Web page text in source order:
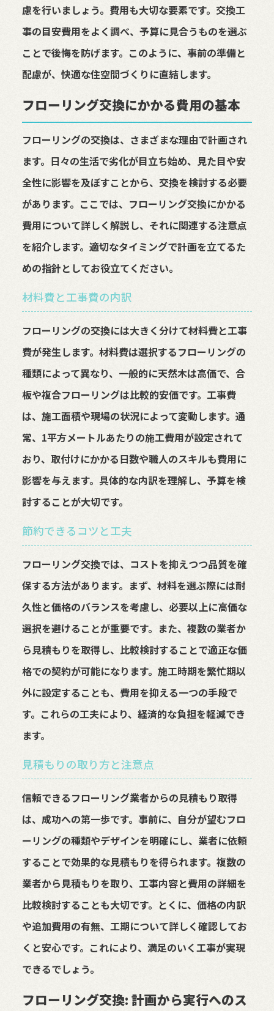
慮を行いましょう。費用も大切な要素です。交換工
事の目安費用をよく調べ、予算に見合うものを選ぶ
ことで後悔を防げます。このように、事前の準備と
配慮が、快適な住空間づくりに直結します。
フローリング交換にかかる費用の基本
フローリングの交換は、さまざまな理由で計画され
ます。日々の生活で劣化が目立ち始め、見た目や安
全性に影響を及ぼすことから、交換を検討する必要
があります。ここでは、フローリング交換にかかる
費用について詳しく解説し、それに関連する注意点
を紹介します。適切なタイミングで計画を立てるた
めの指針としてお役立てください。
材料費と工事費の内訳
フローリングの交換には大きく分けて材料費と工事
費が発生します。材料費は選択するフローリングの
種類によって異なり、一般的に天然木は高価で、合
板や複合フローリングは比較的安価です。工事費
は、施工面積や現場の状況によって変動します。通
常、1平方メートルあたりの施工費用が設定されて
おり、取付けにかかる日数や職人のスキルも費用に
影響を与えます。具体的な内訳を理解し、予算を検
討することが大切です。
節約できるコツと工夫
フローリング交換では、コストを抑えつつ品質を確
保する方法があります。まず、材料を選ぶ際には耐
久性と価格のバランスを考慮し、必要以上に高価な
選択を避けることが重要です。また、複数の業者か
ら見積もりを取得し、比較検討することで適正な価
格での契約が可能になります。施工時期を繁忙期以
外に設定することも、費用を抑える一つの手段で
す。これらの工夫により、経済的な負担を軽減でき
ます。
見積もりの取り方と注意点
信頼できるフローリング業者からの見積もり取得
は、成功への第一歩です。事前に、自分が望むフロ
ーリングの種類やデザインを明確にし、業者に依頼
することで効果的な見積もりを得られます。複数の
業者から見積もりを取り、工事内容と費用の詳細を
比較検討することも大切です。とくに、価格の内訳
や追加費用の有無、工期について詳しく確認してお
くと安心です。これにより、満足のいく工事が実現
できるでしょう。
フローリング交換: 計画から実行へのス